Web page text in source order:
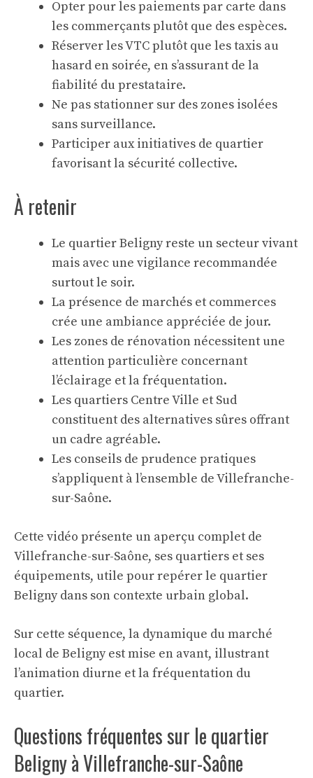
Opter pour les paiements par carte dans
les commerçants plutôt que des espèces.
Réserver les VTC plutôt que les taxis au
hasard en soirée, en s’assurant de la
fiabilité du prestataire.
Ne pas stationner sur des zones isolées
sans surveillance.
Participer aux initiatives de quartier
favorisant la sécurité collective.
À retenir
Le quartier Beligny reste un secteur vivant
mais avec une vigilance recommandée
surtout le soir.
La présence de marchés et commerces
crée une ambiance appréciée de jour.
Les zones de rénovation nécessitent une
attention particulière concernant
l’éclairage et la fréquentation.
Les quartiers Centre Ville et Sud
constituent des alternatives sûres offrant
un cadre agréable.
Les conseils de prudence pratiques
s’appliquent à l’ensemble de Villefranche-
sur-Saône.
Cette vidéo présente un aperçu complet de
Villefranche-sur-Saône, ses quartiers et ses
équipements, utile pour repérer le quartier
Beligny dans son contexte urbain global.
Sur cette séquence, la dynamique du marché
local de Beligny est mise en avant, illustrant
l’animation diurne et la fréquentation du
quartier.
Questions fréquentes sur le quartier
Beligny à Villefranche-sur-Saône